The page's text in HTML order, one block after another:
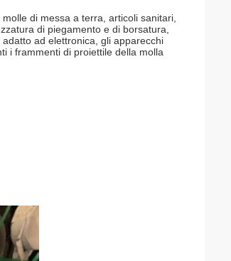
di messa a terra, articoli sanitari,
di piegamento e di borsatura,
ad elettronica, gli apparecchi
i frammenti di proiettile della molla